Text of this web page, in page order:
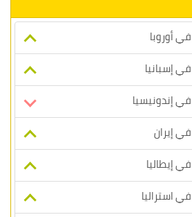
أوروبا
إسبانيا
إندونيسيا
إيران
إيطاليا
استراليا